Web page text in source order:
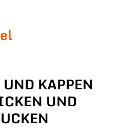
UND KAPPEN
UND